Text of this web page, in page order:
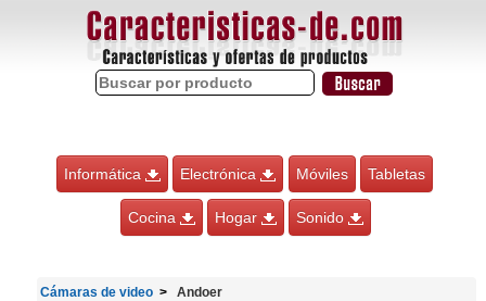
Informática Electrónica Móviles Tabletas
Cocina Hogar Sonido
Cámaras de video Andoer